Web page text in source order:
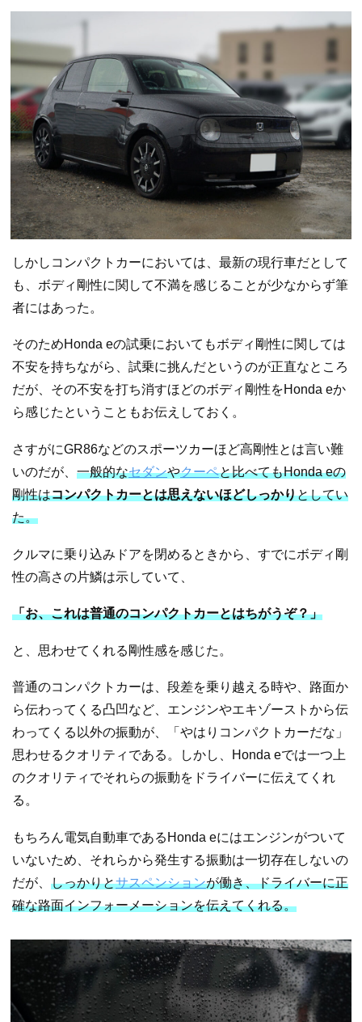
しかしコンパクトカーにおいては、最新の現行車だとして
も、ボディ剛性に関して不満を感じることが少なからず筆
者にはあった。
そのためHonda eの試乗においてもボディ剛性に関しては
不安を持ちながら、試乗に挑んだというのが正直なところ
だが、その不安を打ち消すほどのボディ剛性をHonda eか
ら感じたということもお伝えしておく。
さすがにGR86などのスポーツカーほど高剛性とは言い難
いのだが、 一般的なセダンやクーペと比べてもHonda eの
剛性はコンパクトカーとは思えないほどしっかりとしてい
た。
クルマに乗り込みドアを閉めるときから、すでにボディ剛
性の高さの片鱗は示していて、
「お、これは普通のコンパクトカーとはちがうぞ？」
と、思わせてくれる剛性感を感じた。
普通のコンパクトカーは、段差を乗り越える時や、路面か
ら伝わってくる凸凹など、エンジンやエキゾーストから伝
わってくる以外の振動が、「やはりコンパクトカーだな」
思わせるクオリティである。しかし、Honda eでは一つ上
のクオリティでそれらの振動をドライバーに伝えてくれ
る。
もちろん電気自動車であるHonda eにはエンジンがついて
いないため、それらから発生する振動は一切存在しないの
だが、 しっかりとサスペンションが働き、ドライバーに正
確な路面インフォーメーションを伝えてくれる。